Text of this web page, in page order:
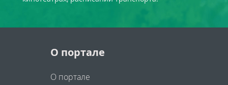
О портале
О портале